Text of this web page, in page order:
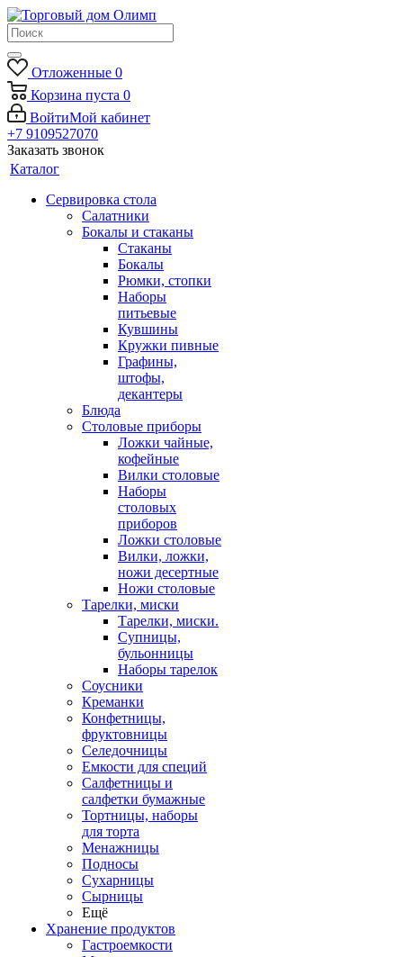
Отложенные 0
Корзина пуста 0
ВойтиМой кабинет
+7 9109527070
Заказать звонок
Каталог
Сервировка стола
Салатники
Бокалы и стаканы
Стаканы
Бокалы
Рюмки, стопки
Наборы
питьевые
Кувшины
Кружки пивные
Графины,
штофы,
декантеры
Блюда
Столовые приборы
Ложки чайные,
кофейные
Вилки столовые
Наборы
столовых
приборов
Ложки столовые
Вилки, ложки,
ножи десертные
Ножи столовые
Тарелки, миски
Тарелки, миски.
Супницы,
бульонницы
Наборы тарелок
Соусники
Креманки
Конфетницы,
фруктовницы
Селедочницы
Емкости для специй
Салфетницы и
салфетки бумажные
Тортницы, наборы
для торта
Менажницы
Подносы
Сухарницы
Сырницы
Ещё
Хранение продуктов
Гастроемкости